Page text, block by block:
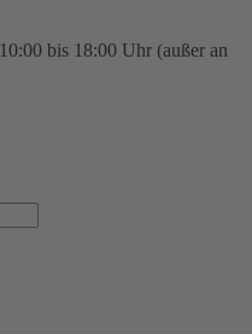
bis 18:00 Uhr (außer an